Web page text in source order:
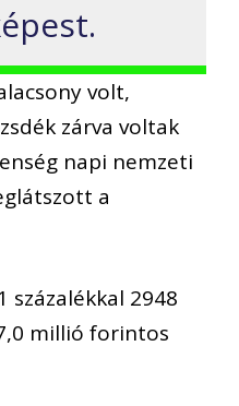
volt,
zárva voltak
napi nemzeti
a
2948
millió forintos